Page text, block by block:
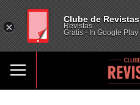
Clube de Revistas
Revistas
Gratis - In Google Play